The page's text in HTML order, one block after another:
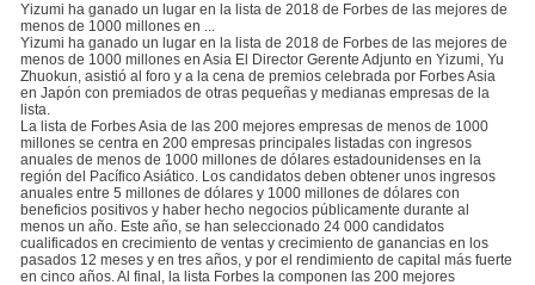
Tixomoldeado De Soluciones De Automatización Robótica
Soluciones De Fabricación Inteligente
Yizumi ha ganado un lugar en la lista de 2018 de Forbes de las mejores de
menos de 1000 millones en ...
Yizumi ha ganado un lugar en la lista de 2018 de Forbes de las mejores de
menos de 1000 millones en Asia El Director Gerente Adjunto en Yizumi, Yu
Zhuokun, asistió al foro y a la cena de premios celebrada por Forbes Asia
en Japón con premiados de otras pequeñas y medianas empresas de la
lista.
La lista de Forbes Asia de las 200 mejores empresas de menos de 1000
millones se centra en 200 empresas principales listadas con ingresos
anuales de menos de 1000 millones de dólares estadounidenses en la
región del Pacífico Asiático. Los candidatos deben obtener unos ingresos
anuales entre 5 millones de dólares y 1000 millones de dólares con
beneficios positivos y haber hecho negocios públicamente durante al
menos un año. Este año, se han seleccionado 24 000 candidatos
cualificados en crecimiento de ventas y crecimiento de ganancias en los
pasados 12 meses y en tres años, y por el rendimiento de capital más fuerte
en cinco años. Al final, la lista Forbes la componen las 200 mejores